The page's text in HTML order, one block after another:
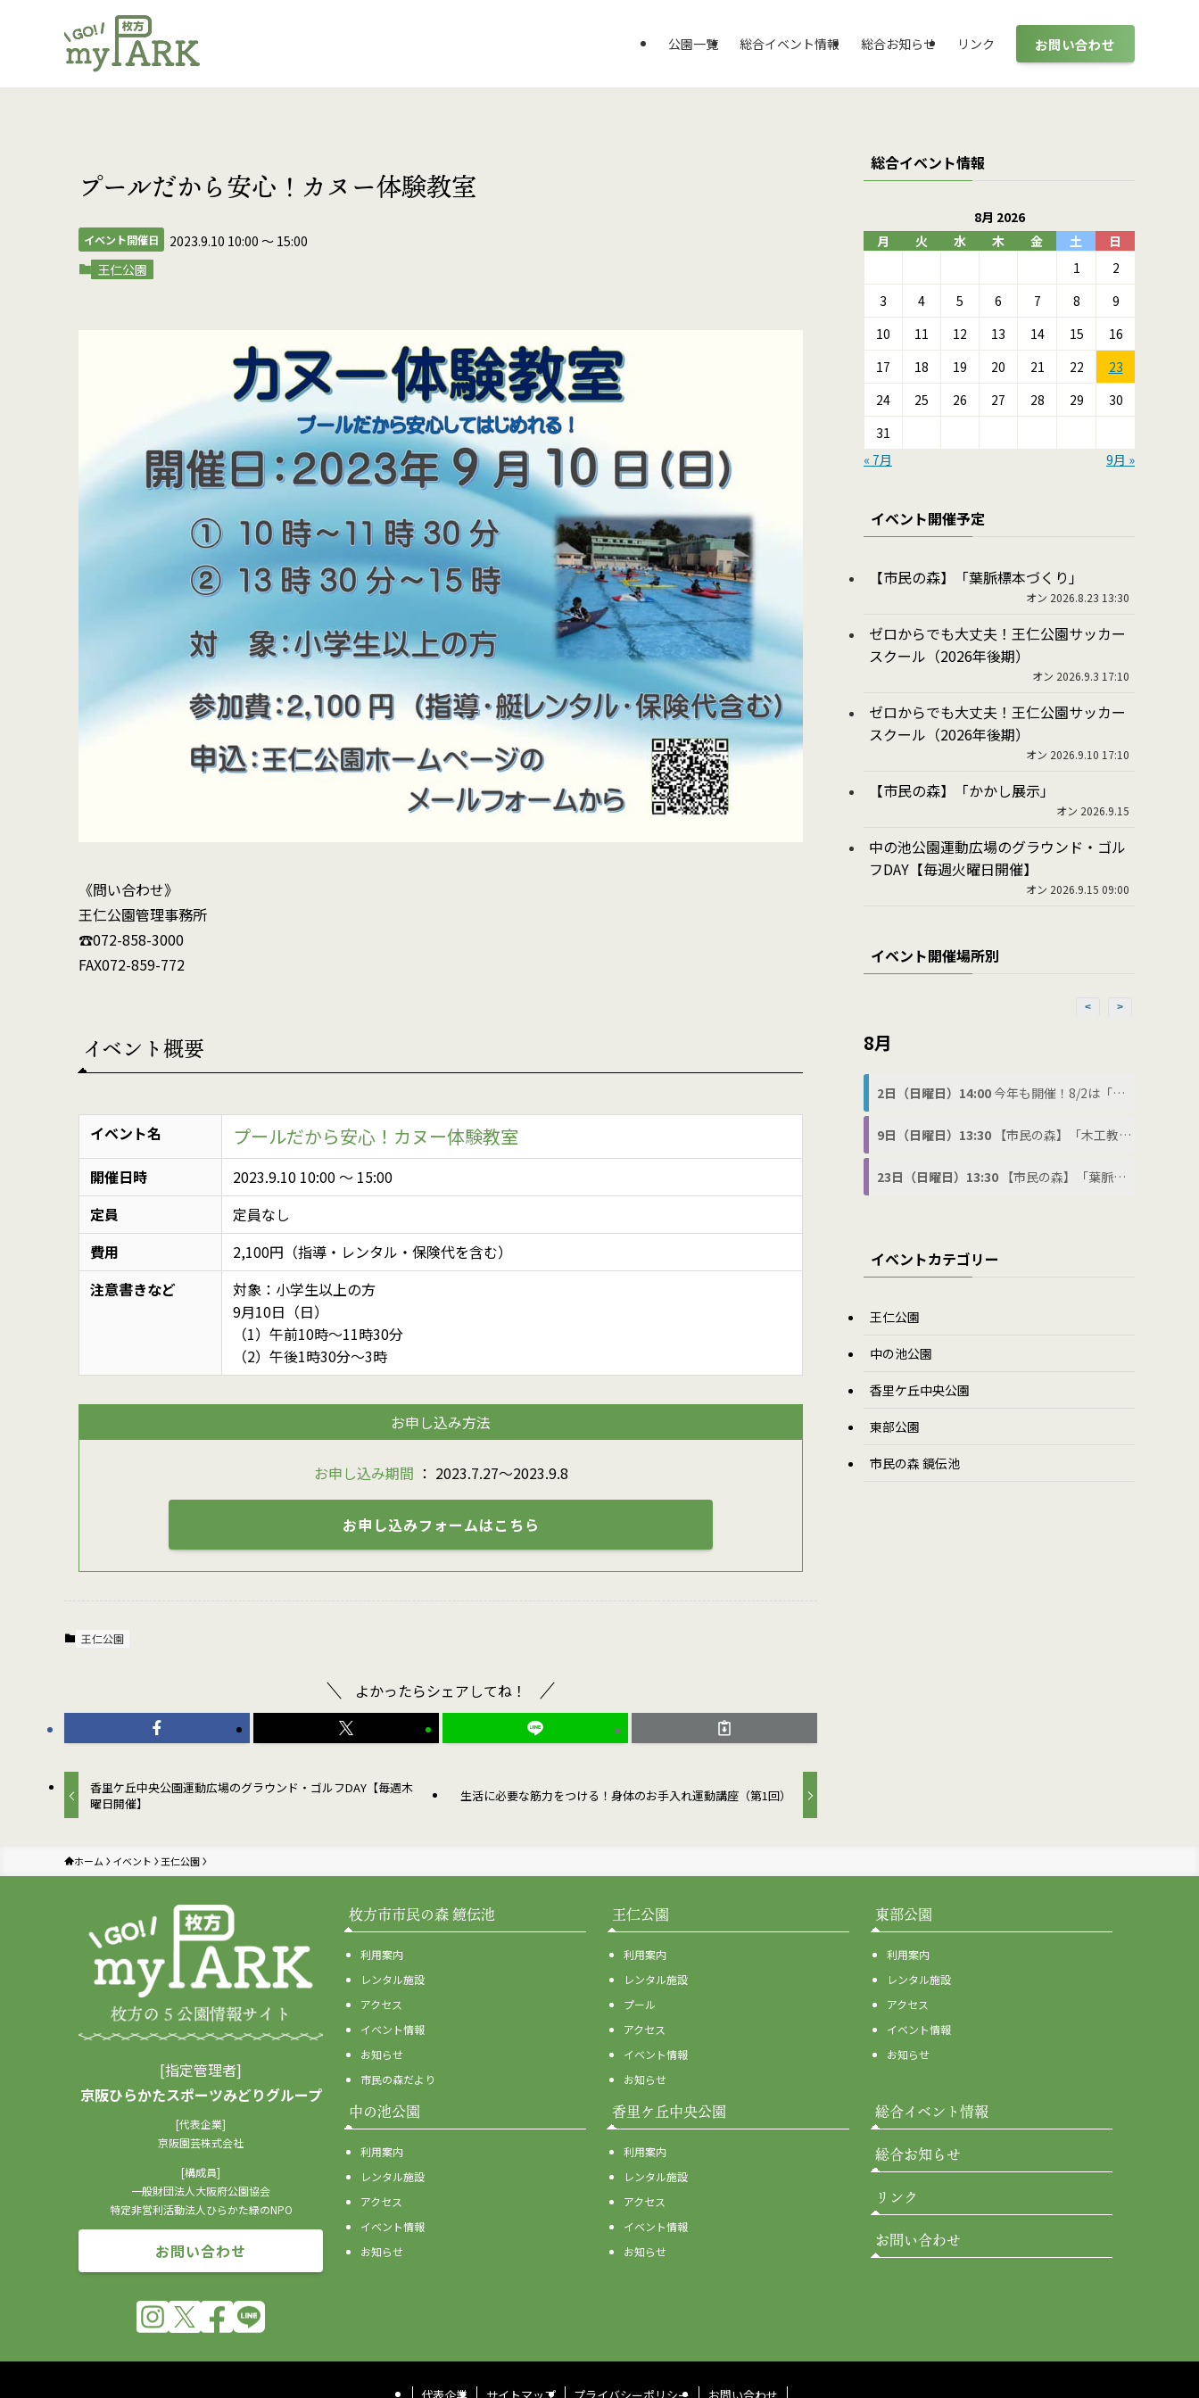
公園一覧 総合イベント情報 総合お知らせ リンク お問い合わせ
プールだから安心！カヌー体験教室
イベント開催日 2023.9.10 10:00 〜 15:00
王仁公園
《問い合わせ》
王仁公園管理事務所
☎072-858-3000
FAX072-859-772
イベント概要
イベント名 プールだから安心！カヌー体験教室
開催日時 2023.9.10 10:00〜 15:00
定員
定員なし
費用
2,100円（指導・レンタル・保険代を含む）
注意書きなど
対象：小学生以上の方
9月10日（日）
（1）午前10時～11時30分
（2）午後1時30分～3時
お申し込み方法
お申し込み期間 ： 2023.7.27〜2023.9.8
お申し込みフォームはこちら
王仁公園
よかったらシェアしてね！
香里ケ丘中央公園運動広場のグラウンド・ゴルフDAY【毎週木
曜日開催】
生活に必要な筋力をつける！身体のお手入れ運動講座（第1回）
総合イベント情報
8月 2026
月
火 水 木 金 土
日
1
2
3
4 5 6 7 8
9
10
11 12 13 14 15
16
17
18 19 20 21 22
23
24
25 26 27 28 29
30
31
« 7月
9月 »
イベント開催予定
【市民の森】「葉脈標本づくり」
オン 2026.8.23 13:30
ゼロからでも大丈夫！王仁公園サッカー
スクール（2026年後期）
オン 2026.9.3 17:10
ゼロからでも大丈夫！王仁公園サッカー
スクール（2026年後期）
オン 2026.9.10 17:10
【市民の森】「かかし展示」
オン 2026.9.15
中の池公園運動広場のグラウンド・ゴル
フDAY【毎週火曜日開催】
オン 2026.9.15 09:00
イベント開催場所別
< >
8月
2日（日曜日）14:00 今年も開催！8/2は「わ(8)に(2)の日」でわにフェス
9日（日曜日）13:30 【市民の森】「木工教室」
23日（日曜日）13:30 【市民の森】「葉脈標本づくり」
イベントカテゴリー
王仁公園
中の池公園
香里ケ丘中央公園
東部公園
市民の森 鏡伝池
ホーム イベント 王仁公園
[指定管理者]
京阪ひらかたスポーツみどりグループ
[代表企業]
京阪園芸株式会社
[構成員]
一般財団法人大阪府公園協会
特定非営利活動法人ひらかた緑のNPO
お問い合わせ
枚方市市民の森 鏡伝池
利用案内
レンタル施設
アクセス
イベント情報
お知らせ
市民の森だより
王仁公園
利用案内
レンタル施設
プール
アクセス
イベント情報
お知らせ
東部公園
利用案内
レンタル施設
アクセス
イベント情報
お知らせ
中の池公園
利用案内
レンタル施設
アクセス
イベント情報
お知らせ
香里ケ丘中央公園
利用案内
レンタル施設
アクセス
イベント情報
お知らせ
総合イベント情報
総合お知らせ
リンク
お問い合わせ